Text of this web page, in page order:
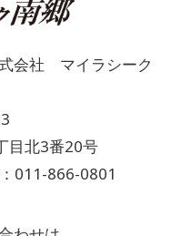
会社 マイラシーク
目北3番20号
011-866-0801